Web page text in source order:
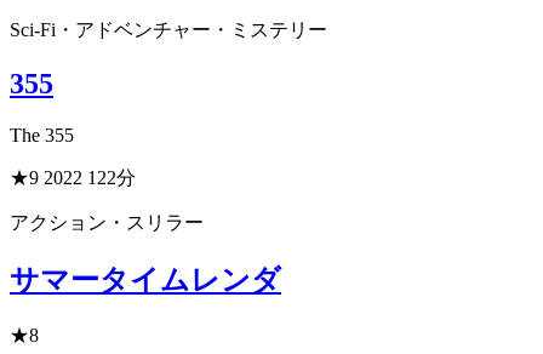
Sci-Fi・アドベンチャー・ミステリー
355
The 355
★9 2022 122分
アクション・スリラー
サマータイムレンダ
★8